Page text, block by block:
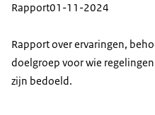
Rapport01-11-2024
Rapport over ervaringen,
doelgroep voor wie
zijn bedoeld.